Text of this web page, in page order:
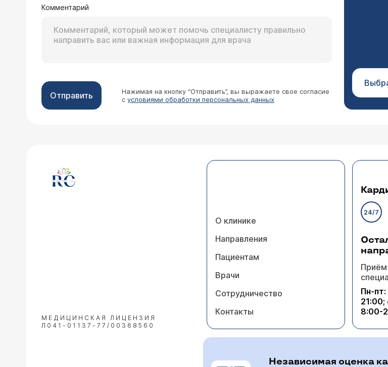
Комментарий
Отправить
Нажимая на кнопку “Отправить”, вы выражаете свое согласие
с условиями обработки персональных данных
МЕДИЦИНСКАЯ ЛИЦЕНЗИЯ
Л041-01137-77/00368560
О клинике
Направления
Пациентам
Врачи
Сотрудничество
Контакты
24/7
Приём
Пн-
21:00;
8:00-
Независимая оценка